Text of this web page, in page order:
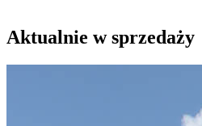
Aktualnie w sprzedaży